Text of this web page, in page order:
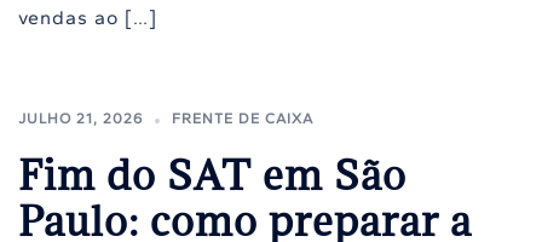
vendas ao […]
JULHO 21, 2026 FRENTE DE CAIXA
Fim do SAT em São
Paulo: como preparar a